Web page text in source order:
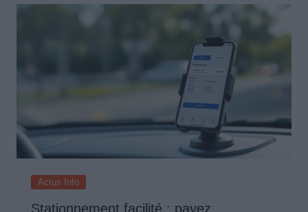
Actus Info
Stationnement facilité : payez